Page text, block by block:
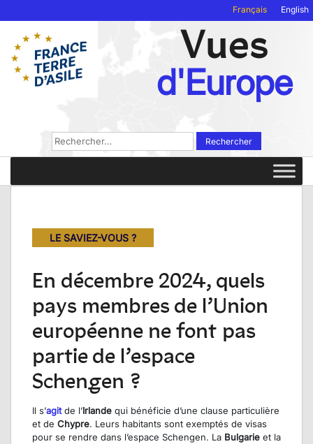
Français English
Vues
d'Europe
Rechercher :
LE SAVIEZ-VOUS ?
En décembre 2024, quels
pays membres de l’Union
européenne ne font pas
partie de l’espace
Schengen ?
Il s’agitde l’Irlande qui bénéficie d’une clause particulière
et de Chypre. Leurs habitants sont exemptés de visas
pour se rendre dans l’espace Schengen. La Bulgarie et la